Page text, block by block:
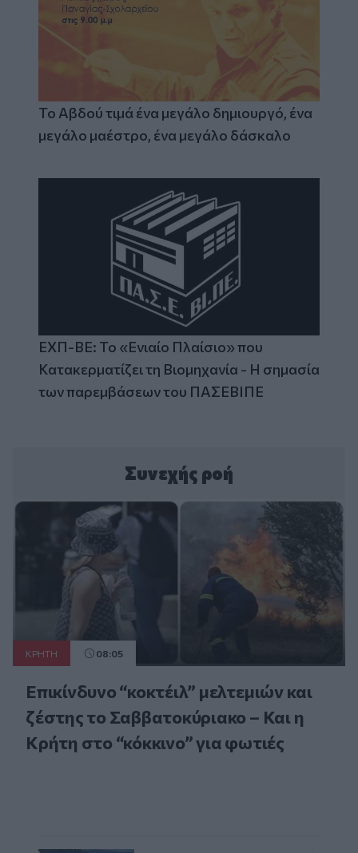
Το Αβδού τιμά ένα μεγάλο δημιουργό, ένα
μεγάλο μαέστρο, ένα μεγάλο δάσκαλο
ΕΧΠ-ΒΕ: Το «Ενιαίο Πλαίσιο» που
Κατακερματίζει τη Βιομηχανία - Η σημασία
των παρεμβάσεων του ΠΑΣΕΒΙΠΕ
Συνεχής ροή
ΚΡΗΤΗ 08:05
Επικίνδυνο “κοκτέιλ” μελτεμιών και
ζέστης το Σαββατοκύριακο – Και η
Κρήτη στο “κόκκινο” για φωτιές